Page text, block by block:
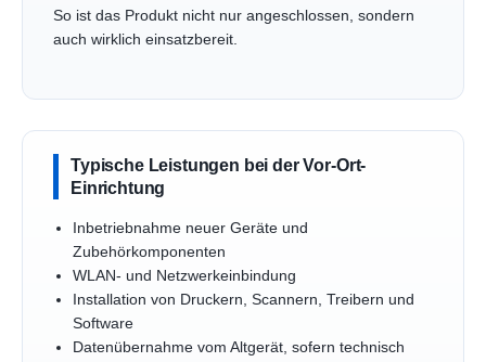
So ist das Produkt nicht nur angeschlossen, sondern
auch wirklich einsatzbereit.
Typische Leistungen bei der Vor-Ort-
Einrichtung
Inbetriebnahme neuer Geräte und
Zubehörkomponenten
WLAN- und Netzwerkeinbindung
Installation von Druckern, Scannern, Treibern und
Software
Datenübernahme vom Altgerät, sofern technisch